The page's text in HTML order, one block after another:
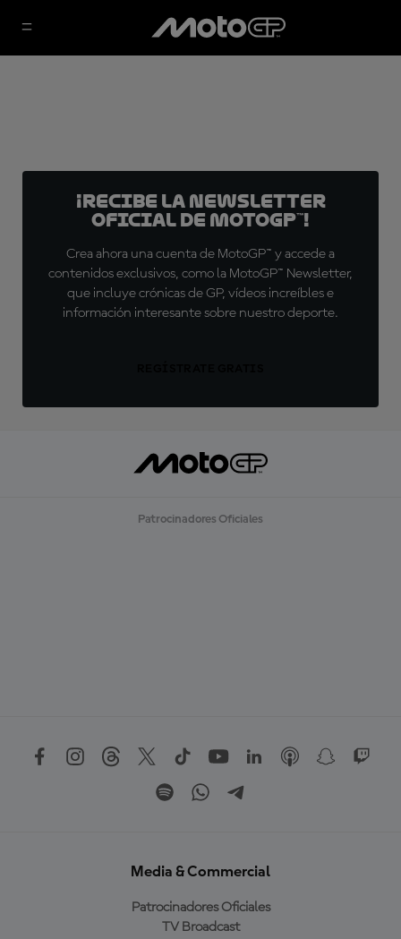
¡Recibe la Newsletter
oficial de MotoGP™!
Crea ahora una cuenta de MotoGP™ y accede a
contenidos exclusivos, como la MotoGP™ Newsletter,
que incluye crónicas de GP, vídeos increíbles e
información interesante sobre nuestro deporte.
Patrocinadores Oficiales
Media & Commercial
Patrocinadores Oficiales
TV Broadcast